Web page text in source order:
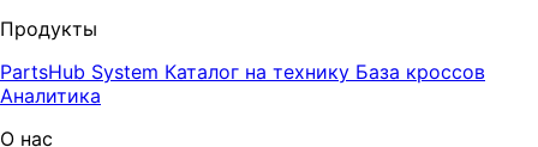
Продукты
PartsHub System Каталог на технику База кроссов
Аналитика
О нас